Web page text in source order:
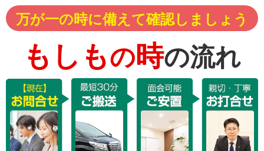
万が一の時に備えて確認しましょう
もしもの時の流れ